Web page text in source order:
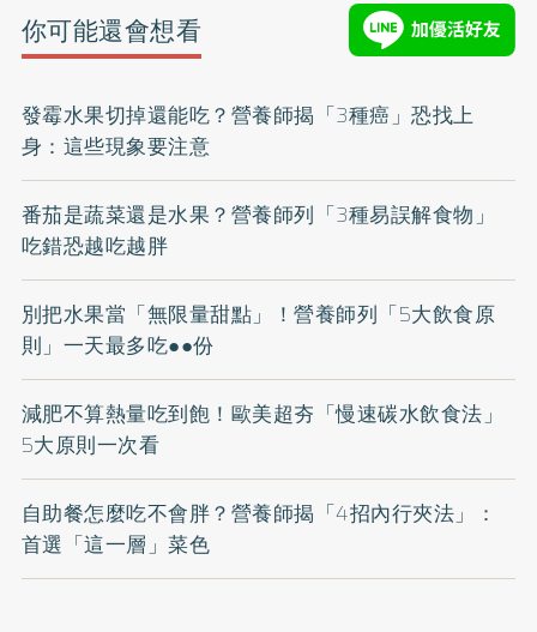
你可能還會想看
發霉水果切掉還能吃？營養師揭「3種癌」恐找上
身：這些現象要注意
番茄是蔬菜還是水果？營養師列「3種易誤解食物」
吃錯恐越吃越胖
別把水果當「無限量甜點」！營養師列「5大飲食原
則」一天最多吃●●份
減肥不算熱量吃到飽！歐美超夯「慢速碳水飲食法」
5大原則一次看
自助餐怎麼吃不會胖？營養師揭「4招內行夾法」：
首選「這一層」菜色